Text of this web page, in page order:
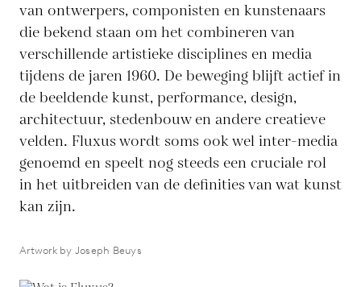
van ontwerpers, componisten en kunstenaars
die bekend staan om het combineren van
verschillende artistieke disciplines en media
tijdens de jaren 1960. De beweging blijft actief in
de beeldende kunst, performance, design,
architectuur, stedenbouw en andere creatieve
velden. Fluxus wordt soms ook wel inter-media
genoemd en speelt nog steeds een cruciale rol
in het uitbreiden van de definities van wat kunst
kan zijn.
Artwork by Joseph Beuys